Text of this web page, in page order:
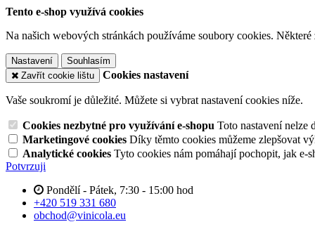
Tento e-shop využívá cookies
Na našich webových stránkách používáme soubory cookies.
Nastavení
Souhlasím
Zavřít cookie lištu
Cookies nastavení
Vaše soukromí je důležité. Můžete si vybrat nastavení cookies níže.
Cookies nezbytné pro využívání e-shopu Toto nastavení nelze
Marketingové cookies Díky těmto cookies můžeme zlepšovat
Analytické cookies Tyto cookies nám pomáhají pochopit, jak e-
Potvrzuji
Pondělí - Pátek, 7:30 - 15:00 hod
+420 519 331 680
obchod@vinicola.eu